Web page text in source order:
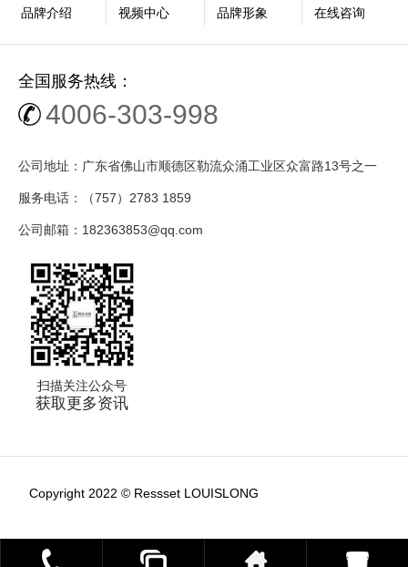
品牌介绍 视频中心 品牌形象 在线咨询
全国服务热线：
4006-303-998
公司地址：广东省佛山市顺德区勒流众涌工业区众富路13号之一
服务电话：（757）2783 1859
公司邮箱：182363853@qq.com
扫描关注公众号
获取更多资讯
Copyright 2022 © Ressset LOUISLONG